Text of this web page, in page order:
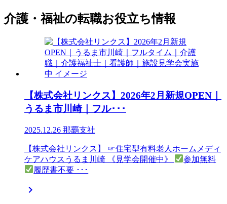
介護・福祉の転職お役立ち情報
【株式会社リンクス】2026年2月新規OPEN｜
うるま市川崎｜フル･･･
2025.12.26 那覇支社
【株式会社リンクス】 ☞住宅型有料老人ホームメディ
ケアハウスうるま川崎 《見学会開催中》
参加無料
履歴書不要 ･･･
